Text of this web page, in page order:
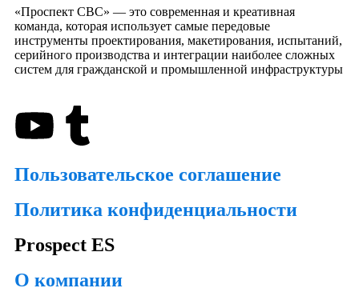
«Проспект СВС» — это современная и креативная
команда, которая использует самые передовые
инструменты проектирования, макетирования, испытаний,
серийного производства и интеграции наиболее сложных
систем для гражданской и промышленной инфраструктуры
Пользовательское соглашение
Политика конфиденциальности
Prospect ES
О компании